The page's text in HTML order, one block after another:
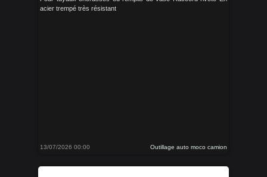
acier trempé très résistant
13/07/2026 00:00 Outillage auto moco camion